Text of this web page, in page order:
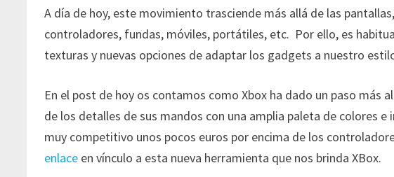
A día de hoy, este movimiento trasciende más allá de las
controladores, fundas, móviles, portátiles, etc. Por ello, es
texturas y nuevas opciones de adaptar los gadgets a nuestro
En el post de hoy os contamos como Xbox ha dado un paso más
de los detalles de sus mandos con una amplia paleta de colores
muy competitivo unos pocos euros por encima de los
enlace en vínculo a esta nueva herramienta que nos brinda XBox.